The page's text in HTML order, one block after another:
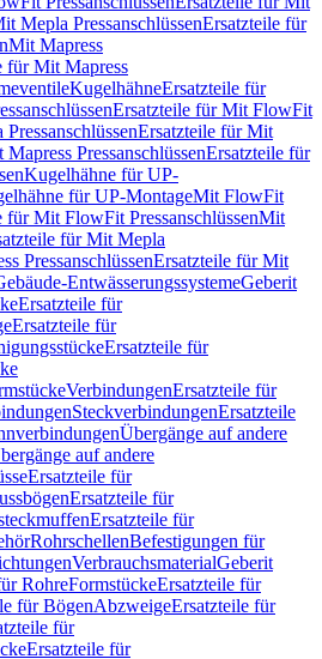
Mepla PressanschlüssenErsatzteile für
Mit Mapress
für Mit Mapress
KugelhähneErsatzteile für
Ersatzteile für Mit FlowFit
Ersatzteile für Mit
Mapress PressanschlüssenErsatzteile für
Kugelhähne für UP-
für UP-MontageMit FlowFit
für Mit FlowFit PressanschlüssenMit
für Mit Mepla
PressanschlüssenErsatzteile für Mit
EntwässerungssystemeGeberit
Ersatzteile für
Ersatzteile für
Ersatzteile für
VerbindungenErsatzteile für
SteckverbindungenErsatzteile
Übergänge auf andere
auf andere
Ersatzteile für
Ersatzteile für
Ersatzteile für
RohrschellenBefestigungen für
VerbrauchsmaterialGeberit
RohreFormstückeErsatzteile für
für BögenAbzweigeErsatzteile für
für
Ersatzteile für